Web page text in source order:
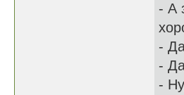
- А
-
-
-